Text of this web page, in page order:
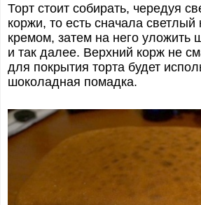
Торт стоит собирать, чередуя
коржи, то есть сначала светлый
кремом, затем на него уложить
и так далее. Верхний корж не
для покрытия торта будет
шоколадная помадка.